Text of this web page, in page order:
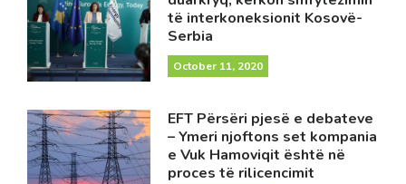
të interkoneksionit Kosovë-
Serbia
October 11, 2020
EFT Përsëri pjesë e debateve
– Ymeri njoftons set kompania
e Vuk Hamoviqit është në
proces të rilicencimit